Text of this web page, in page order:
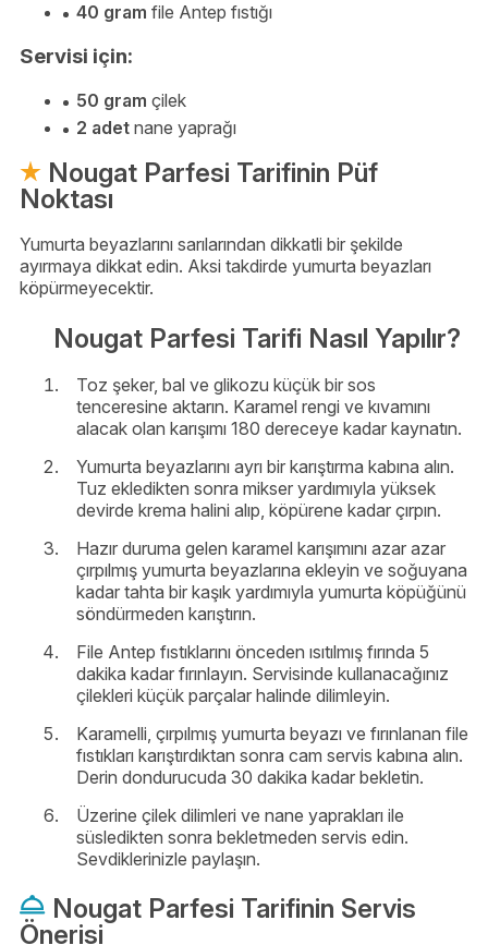
40 gram file Antep fıstığı
Servisi için:
50 gram çilek
2 adet nane yaprağı
Nougat Parfesi Tarifinin Püf
Noktası
Yumurta beyazlarını sarılarından dikkatli bir şekilde
ayırmaya dikkat edin. Aksi takdirde yumurta beyazları
köpürmeyecektir.
Nougat Parfesi Tarifi Nasıl Yapılır?
Toz şeker, bal ve glikozu küçük bir sos
tenceresine aktarın. Karamel rengi ve kıvamını
alacak olan karışımı 180 dereceye kadar kaynatın.
Yumurta beyazlarını ayrı bir karıştırma kabına alın.
Tuz ekledikten sonra mikser yardımıyla yüksek
devirde krema halini alıp, köpürene kadar çırpın.
Hazır duruma gelen karamel karışımını azar azar
çırpılmış yumurta beyazlarına ekleyin ve soğuyana
kadar tahta bir kaşık yardımıyla yumurta köpüğünü
söndürmeden karıştırın.
File Antep fıstıklarını önceden ısıtılmış fırında 5
dakika kadar fırınlayın. Servisinde kullanacağınız
çilekleri küçük parçalar halinde dilimleyin.
Karamelli, çırpılmış yumurta beyazı ve fırınlanan file
fıstıkları karıştırdıktan sonra cam servis kabına alın.
Derin dondurucuda 30 dakika kadar bekletin.
Üzerine çilek dilimleri ve nane yaprakları ile
süsledikten sonra bekletmeden servis edin.
Sevdiklerinizle paylaşın.
Nougat Parfesi Tarifinin Servis
Önerisi